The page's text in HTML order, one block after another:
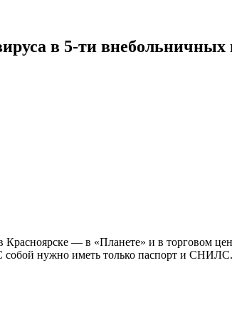
в 5-ти внебольничных
— в «Планете» и в торговом
С собой нужно иметь только паспорт и СНИЛС.